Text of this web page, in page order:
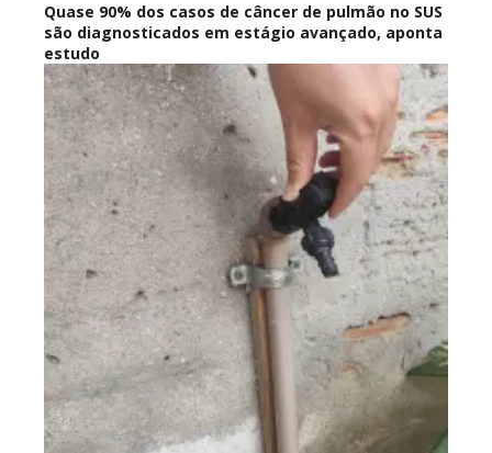
Quase 90% dos casos de câncer de pulmão no SUS
são diagnosticados em estágio avançado, aponta
estudo